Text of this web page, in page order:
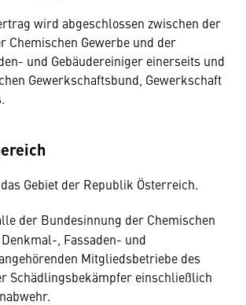
wird abgeschlossen zwischen der
Chemischen Gewerbe und der
und Gebäudereiniger einerseits und
Gewerkschaftsbund, Gewerkschaft
Gebiet der Republik Österreich.
der Bundesinnung der Chemischen
, Fassaden- und
Mitgliedsbetriebe des
Schädlingsbekämpfer einschließlich